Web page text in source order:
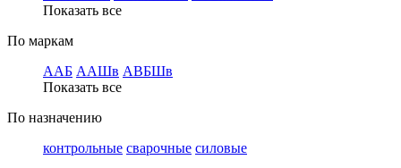
Показать все
По маркам
ААБ ААШв АВБШв
Показать все
По назначению
контрольные сварочные силовые